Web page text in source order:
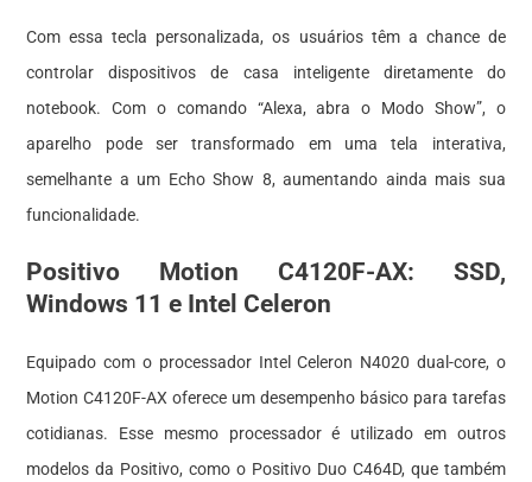
Com essa tecla personalizada, os usuários têm a chance de
controlar dispositivos de casa inteligente diretamente do
notebook. Com o comando “Alexa, abra o Modo Show”, o
aparelho pode ser transformado em uma tela interativa,
semelhante a um Echo Show 8, aumentando ainda mais sua
funcionalidade.
Positivo Motion C4120F-AX: SSD,
Windows 11 e Intel Celeron
Equipado com o processador Intel Celeron N4020 dual-core, o
Motion C4120F-AX oferece um desempenho básico para tarefas
cotidianas. Esse mesmo processador é utilizado em outros
modelos da Positivo, como o Positivo Duo C464D, que também